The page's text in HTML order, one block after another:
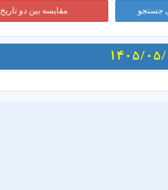
جستجو مقایسه بین دو تاریخ
1405/